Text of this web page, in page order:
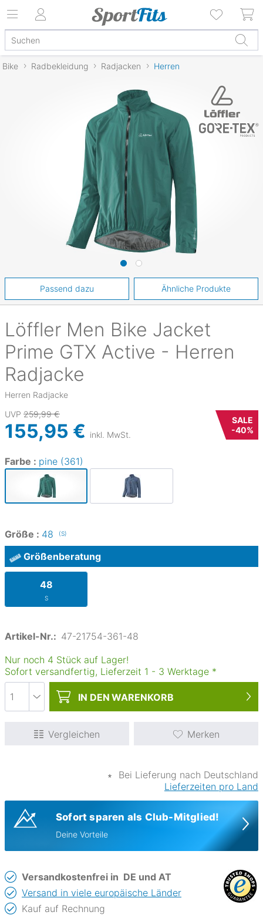
Bike Radbekleidung Radjacken Herren
Löffler Men Bike Jacket
Prime GTX Active - Herren
Radjacke
Herren Radjacke
UVP 259,99 €
155,95 € inkl. MwSt.
SALE
-40%
Farbe : pine (361)
Größe : 48 (S)
Größenberatung
48
S
Artikel-Nr.: 47-21754-361-48
Nur noch 4 Stück auf Lager!
Sofort versandfertig, Lieferzeit 1 - 3 Werktage *
IN DEN WARENKORB
Vergleichen Merken
∗
Bei Lieferung nach Deutschland
Lieferzeiten pro Land
Sofort sparen als Club-Mitglied!
Deine Vorteile
Passend dazu Ähnliche Produkte
Versandkostenfrei in DE und AT
Versand in viele europäische Länder
Kauf auf Rechnung